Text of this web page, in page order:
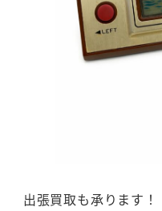
出張買取も承ります！